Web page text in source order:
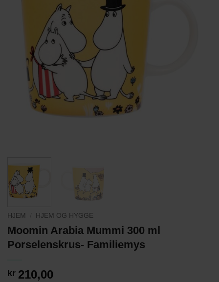
HJEM HJEM OG HYGGE
Moomin Arabia Mummi 300 ml
Porselenskrus- Familiemys
kr 210,00